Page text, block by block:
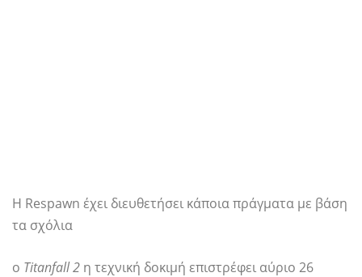
Η Respawn έχει διευθετήσει κάποια πράγματα με βάση
τα σχόλια
ο Titanfall 2 η τεχνική δοκιμή επιστρέφει αύριο 26